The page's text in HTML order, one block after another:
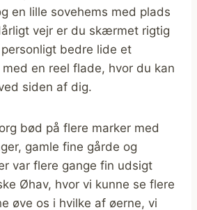
en lille sovehems med plads
vejr er du skærmet rigtig
bedre lide et
en reel flade, hvor du kan
siden af dig.
bød på flere marker med
gamle fine gårde og
var flere gange fin udsigt
Øhav, hvor vi kunne se flere
øve os i hvilke af øerne, vi